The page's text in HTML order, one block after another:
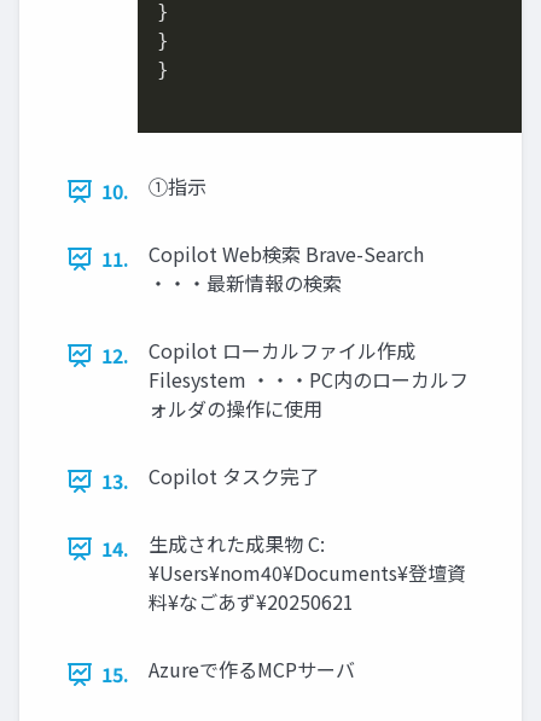
}
}
}
10. ①指示
11.
Copilot Web検索 Brave-Search
・・・最新情報の検索
12.
Copilot ローカルファイル作成
Filesystem ・・・PC内のローカルフ
ォルダの操作に使用
13. Copilot タスク完了
14.
生成された成果物 C:
¥Users¥nom40¥Documents¥登壇資
料¥なごあず¥20250621
15. Azureで作るMCPサーバ